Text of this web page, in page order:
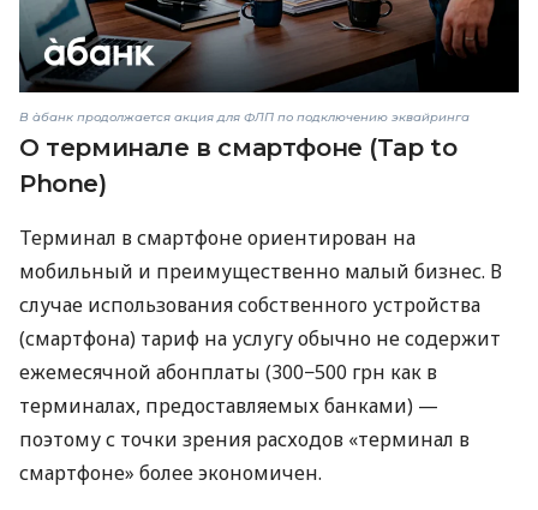
В àбанк продолжается акция для ФЛП по подключению эквайринга
О терминале в смартфоне (Tap to
Phone)
Терминал в смартфоне ориентирован на
мобильный и преимущественно малый бизнес. В
случае использования собственного устройства
(смартфона) тариф на услугу обычно не содержит
ежемесячной абонплаты (300−500 грн как в
терминалах, предоставляемых банками) —
поэтому с точки зрения расходов «терминал в
смартфоне» более экономичен.